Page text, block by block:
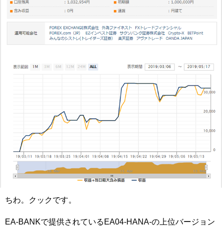
ちわ。クックです。
EA-BANKで提供されているEA04-HANA-の上位バージョン